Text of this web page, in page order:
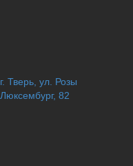
г. Тверь, ул. Розы
Люксембург, 82